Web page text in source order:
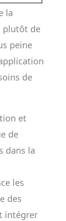
la
plutôt de
peine
de
et
de
dans la
les
des
intégrer